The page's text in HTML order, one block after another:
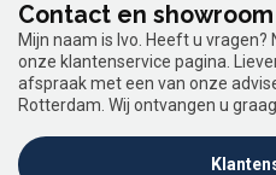
Contact en
Mijn naam is Ivo. Heeft u
onze klantenservice pagina.
afspraak met een van onze
Rotterdam. Wij ontvangen u graag.